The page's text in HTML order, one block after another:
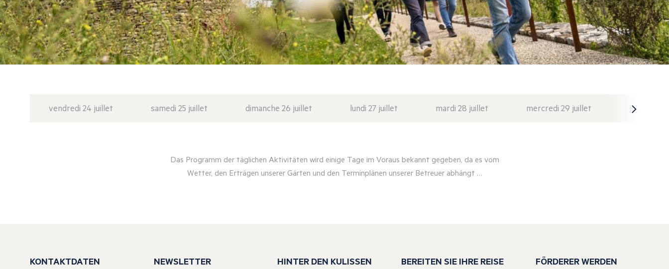
vendredi 24 juillet samedi 25 juillet dimanche 26 juillet lundi 27 juillet mardi 28 juillet mercredi 29 juillet jeudi 30
Das Programm der täglichen Aktivitäten wird einige Tage im Voraus bekannt gegeben, da es vom
Wetter, den Erträgen unserer Gärten und den Terminplänen unserer Betreuer abhängt …
KONTAKTDATEN NEWSLETTER
HINTER DEN KULISSEN
BEREITEN SIE IHRE REISE
FÖRDERER WERDEN